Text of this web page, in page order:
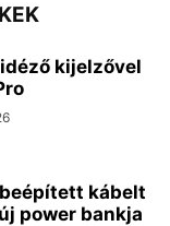
kijelzővel
kábelt
power bankja